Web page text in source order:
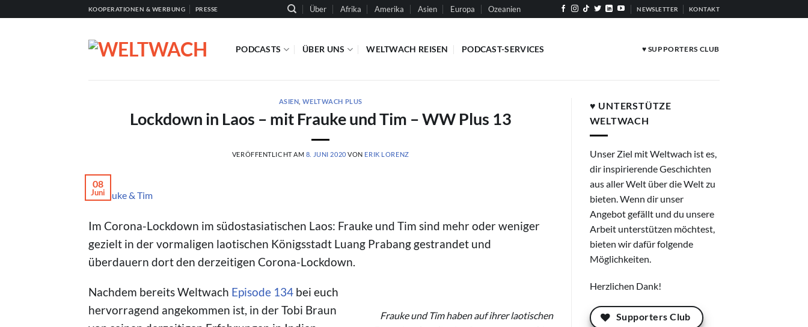
Inhalt
KOOPERATIONEN & WERBUNG PRESSE Über Afrika Amerika Asien Europa Ozeanien NEWSLETTER KONTAKT
PODCASTS ÜBER UNS WELTWACH REISEN PODCAST-SERVICES ♥ SUPPORTERS CLUB
ASIEN WELTWACH PLUS
Lockdown in Laos – mit Frauke und Tim – WW Plus 13
VERÖFFENTLICHT AM 8. JUNI 2020 VON ERIK LORENZ
© Frauke & Tim
08
Juni
Im Corona-Lockdown im südostasiatischen Laos: Frauke und Tim sind mehr oder weniger
gezielt in der vormaligen laotischen Königsstadt Luang Prabang gestrandet und
überdauern dort den derzeitigen Corona-Lockdown.
Nachdem bereits Weltwach Episode 134 bei euch
hervorragend angekommen ist, in der Tobi Braun
Frauke und Tim haben auf ihrer laotischen
♥ UNTERSTÜTZE
WELTWACH
Unser Ziel mit Weltwach ist es,
dir inspirierende Geschichten
aus aller Welt über die Welt zu
bieten. Wenn dir unser
Angebot gefällt und du unsere
Arbeit unterstützen möchtest,
bieten wir dafür folgende
Möglichkeiten.
Herzlichen Dank!
Supporters Club